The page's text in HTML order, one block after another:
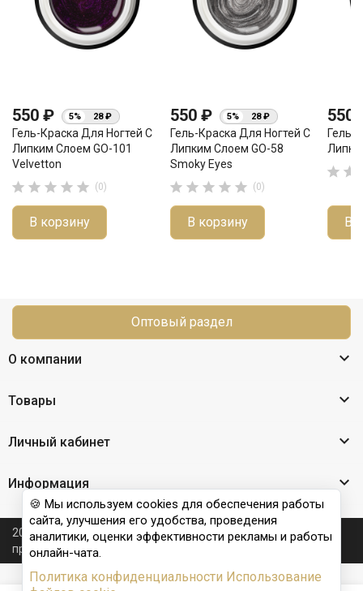
550 ₽ 5% 28 ₽
Гель-Краска Для Ногтей С
Липким Слоем GO-101
Velvetton
     (0)
В корзину
550 ₽ 5% 28 ₽
Гель-Краска Для Ногтей С
Липким Слоем GO-58
Smoky Eyes
     (0)
В корзину
550
Гель-
 
В
Оптовый раздел
О компании 
Товары 
Личный кабинет 
Информация 
2026 © Nail Club professional - официальный сайт
производителя бренда для наращивания ногтей
🍪 Мы используем cookies для обеспечения работы
сайта, улучшения его удобства, проведения
аналитики, оценки эффективности рекламы и работы
онлайн-чата.
Политика конфиденциальности Использование